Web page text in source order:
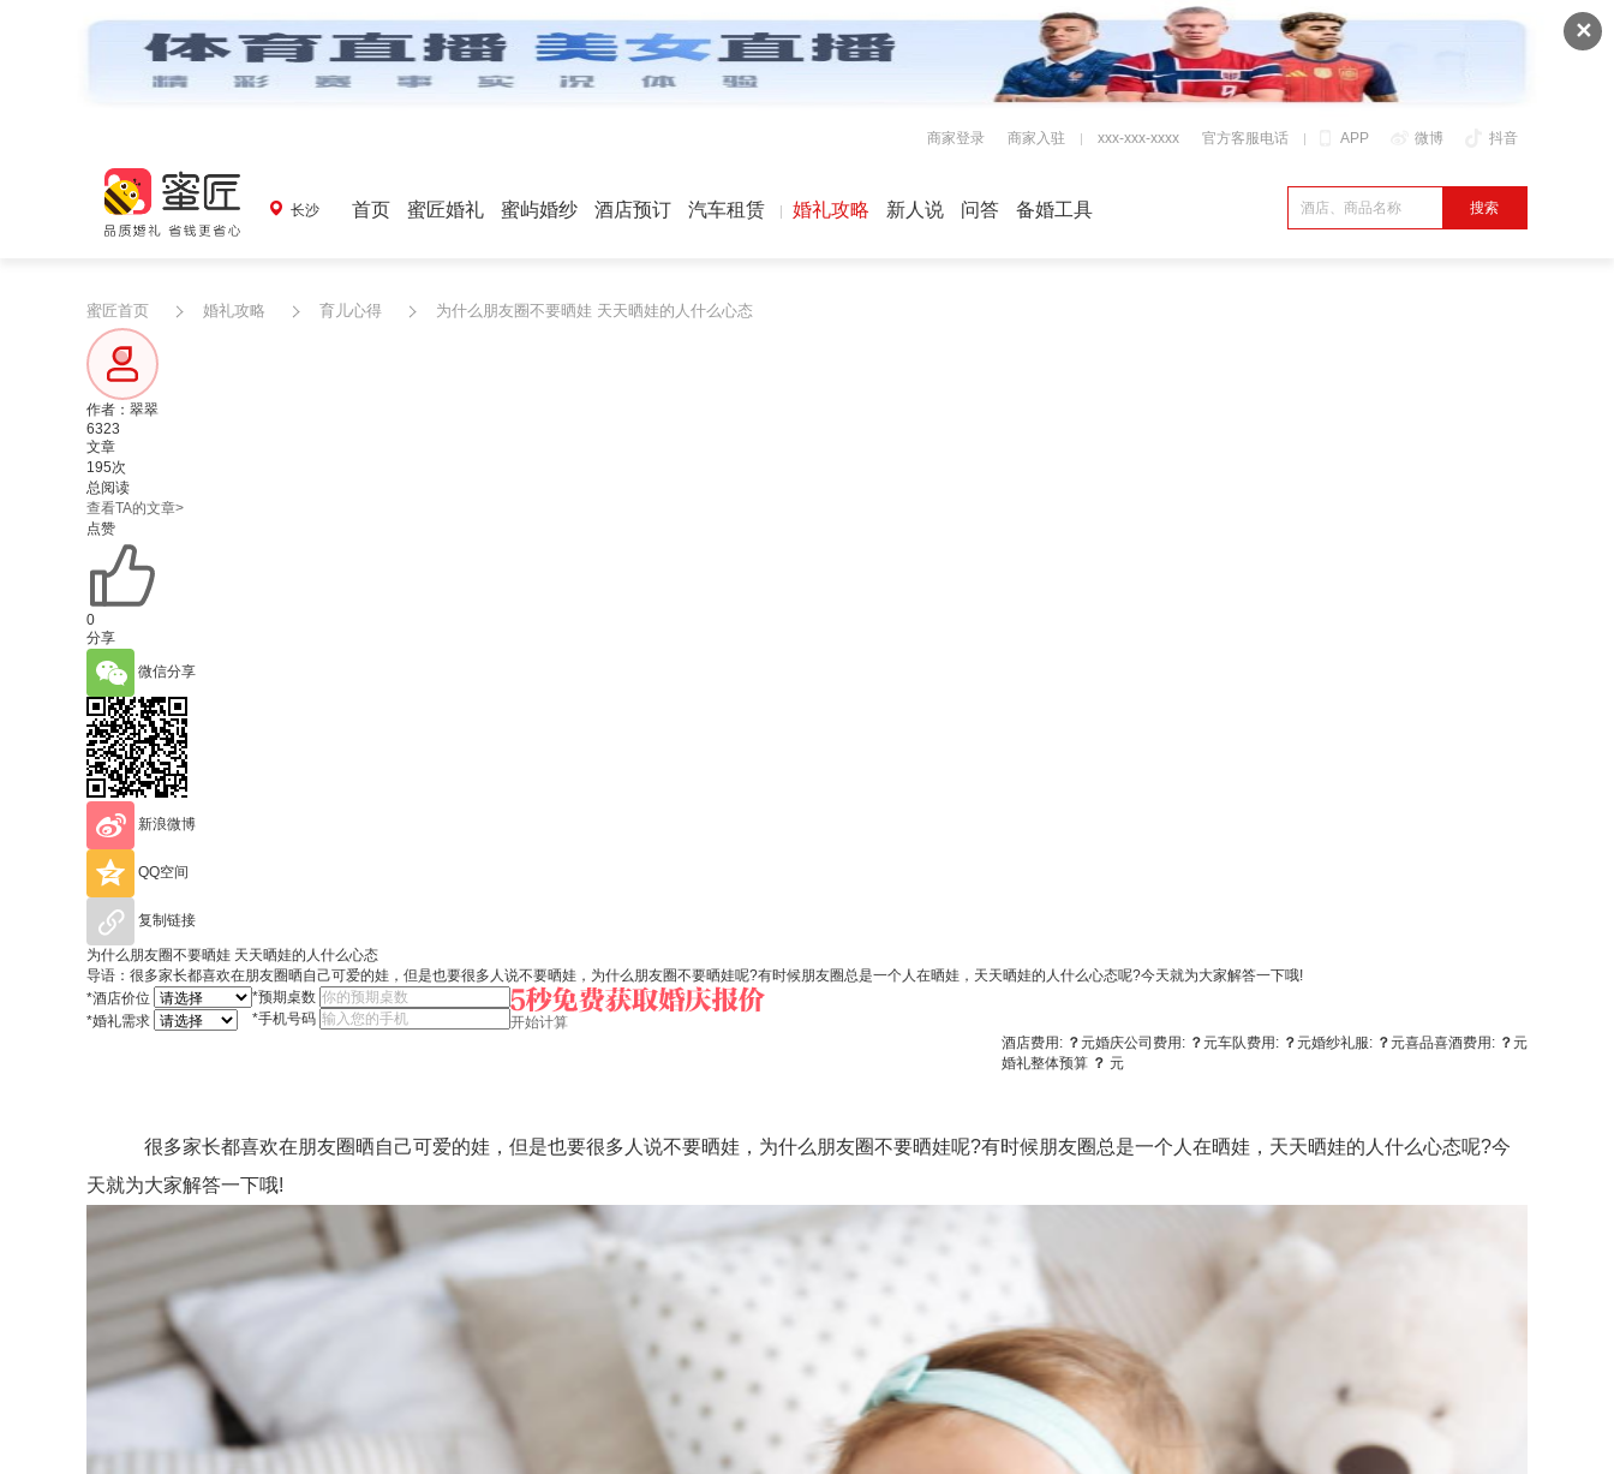
✕
APP 微博 抖音
商家登录 商家入驻 xxx-xxx-xxxx 官方客服电话
长沙 首页 蜜匠婚礼 蜜屿婚纱 酒店预订 汽车租赁 婚礼攻略 新人说 问答 备婚工具
蜜匠首页 婚礼攻略 育儿心得 为什么朋友圈不要晒娃 天天晒娃的人什么心态
作者：翠翠
6323
文章
195次
总阅读
查看TA的文章>
点赞
0
分享
微信分享
新浪微博
QQ空间
复制链接
为什么朋友圈不要晒娃 天天晒娃的人什么心态
导语：很多家长都喜欢在朋友圈晒自己可爱的娃，但是也要很多人说不要晒娃，为什么朋友圈不要晒娃呢?有时候朋友圈总是一个人在晒娃，天天晒娃的人什么心态呢?今天就为大家解答一下哦!
*酒店价位
*婚礼需求
*预期桌数
*手机号码
开始计算
酒店费用: ？元婚庆公司费用: ？元车队费用: ？元婚纱礼服: ？元喜品喜酒费用: ？元
婚礼整体预算 ？ 元
很多家长都喜欢在朋友圈晒自己可爱的娃，但是也要很多人说不要晒娃，为什么朋友圈不要晒娃呢?有时候朋友圈总是一个人在晒娃，天天晒娃的人什么心态呢?今
天就为大家解答一下哦!